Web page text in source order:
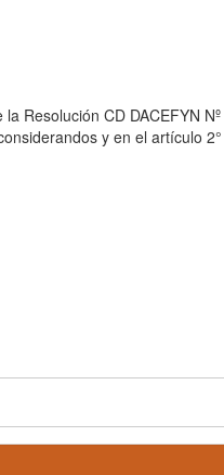
Resolución CD DACEFYN
y en el artículo